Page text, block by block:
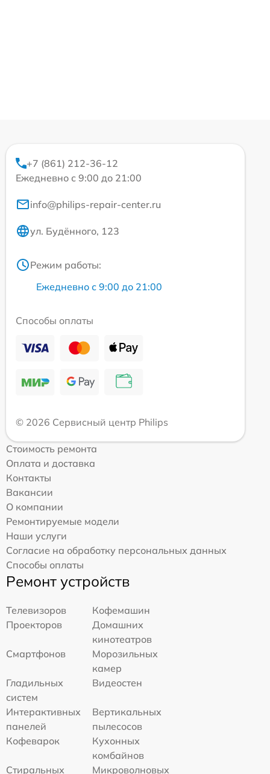
+7 (861) 212-36-12
Ежедневно с 9:00 до 21:00
info@philips-repair-center.ru
ул. Будённого, 123
Режим работы:
Ежедневно с 9:00 до 21:00
Способы оплаты
© 2026 Сервисный центр Philips
Стоимость ремонта
Оплата и доставка
Контакты
Вакансии
О компании
Ремонтируемые модели
Наши услуги
Согласие на обработку персональных данных
Способы оплаты
Ремонт устройств
Телевизоров
Кофемашин
Проекторов
Домашних
кинотеатров
Смартфонов
Морозильных
камер
Гладильных
систем
Видеостен
Интерактивных
панелей
Вертикальных
пылесосов
Кофеварок
Кухонных
комбайнов
Стиральных
Микроволновых